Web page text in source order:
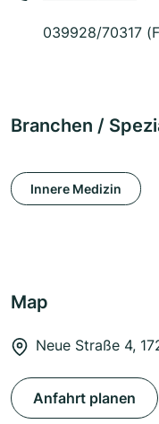
039928/70317
Branchen /
Innere Medizin
Map
Neue Straße 4,
Anfahrt planen